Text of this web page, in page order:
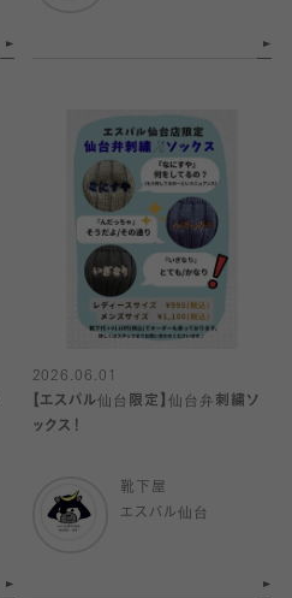
2026.06.01
【エスパル仙台限定】仙台弁刺繍ソ
ックス！
靴下屋
エスパル仙台